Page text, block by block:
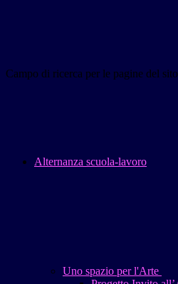
Campo di ricerca per le pagine del sito
Alternanza scuola-lavoro
Uno spazio per l'Arte